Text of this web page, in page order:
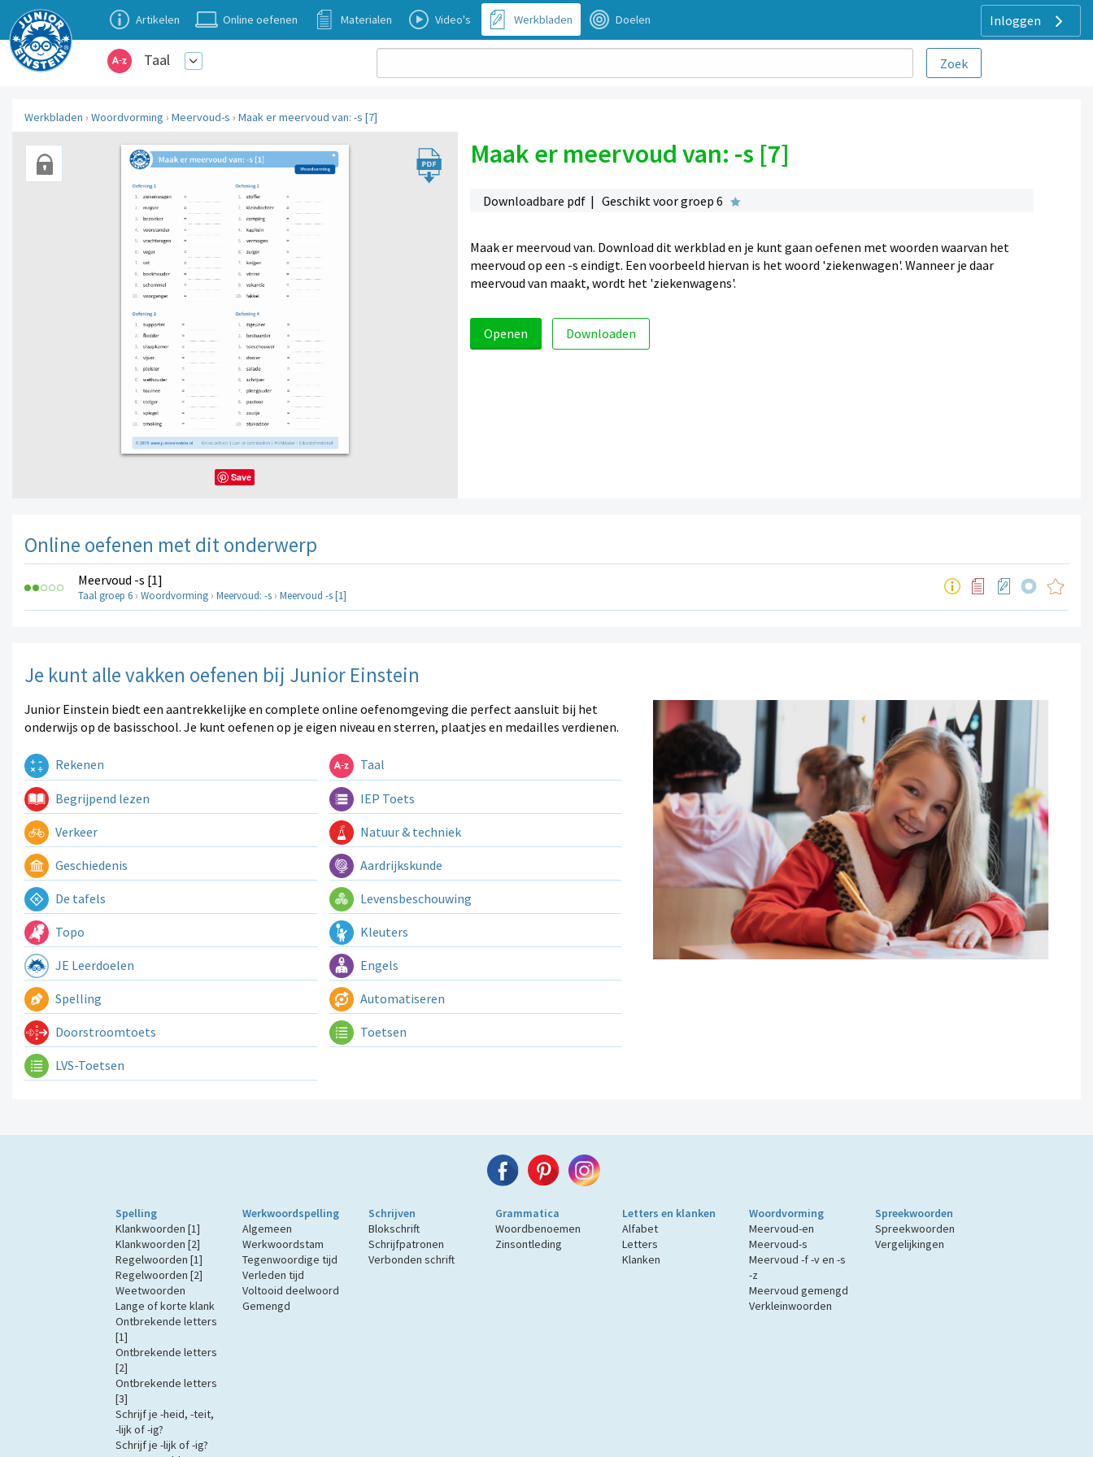
Inloggen
Artikelen Online oefenen Materialen Video's Werkbladen Doelen
Taal
Werkbladen › Woordvorming › Meervoud-s › Maak er meervoud van: -s [7]
Maak er meervoud van: -s [7]
Downloadbare pdf | Geschikt voor groep 6
Maak er meervoud van. Download dit werkblad en je kunt gaan oefenen met woorden waarvan het
meervoud op een -s eindigt. Een voorbeeld hiervan is het woord 'ziekenwagen'. Wanneer je daar
meervoud van maakt, wordt het 'ziekenwagens'.
Openen Downloaden
Save
Online oefenen met dit onderwerp
Meervoud -s [1]
Taal groep 6 › Woordvorming › Meervoud: -s › Meervoud -s [1]
Je kunt alle vakken oefenen bij Junior Einstein
Junior Einstein biedt een aantrekkelijke en complete online oefenomgeving die perfect aansluit bij het
onderwijs op de basisschool. Je kunt oefenen op je eigen niveau en sterren, plaatjes en medailles verdienen.
Rekenen Taal
Begrijpend lezen IEP Toets
Verkeer Natuur & techniek
Geschiedenis Aardrijkskunde
De tafels Levensbeschouwing
Topo Kleuters
JE Leerdoelen Engels
Spelling Automatiseren
Doorstroomtoets Toetsen
LVS-Toetsen
Spelling
Klankwoorden [1]
Klankwoorden [2]
Regelwoorden [1]
Regelwoorden [2]
Weetwoorden
Lange of korte klank
Ontbrekende letters
[1]
Ontbrekende letters
[2]
Ontbrekende letters
[3]
Schrijf je -heid, -teit,
-lijk of -ig?
Schrijf je -lijk of -ig?
Werkwoordspelling
Algemeen
Werkwoordstam
Tegenwoordige tijd
Verleden tijd
Voltooid deelwoord
Gemengd
Schrijven
Blokschrift
Schrijfpatronen
Verbonden schrift
Grammatica
Woordbenoemen
Zinsontleding
Letters en klanken
Alfabet
Letters
Klanken
Woordvorming
Meervoud-en
Meervoud-s
Meervoud -f -v en -s
-z
Meervoud gemengd
Verkleinwoorden
Spreekwoorden
Spreekwoorden
Vergelijkingen